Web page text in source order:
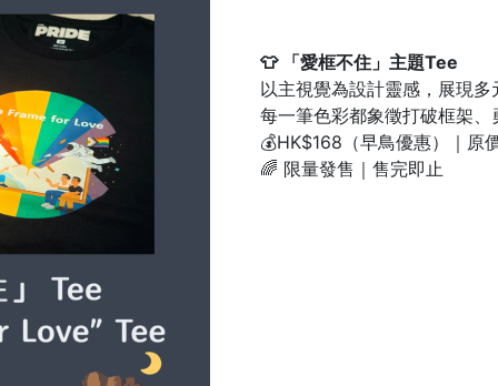
👕 「愛框不住」主題Tee
以主視覺為設計靈感，展現多
每一筆色彩都象徵打破框架
💰HK$168（早鳥優惠）｜原
🌈 限量發售｜售完即止